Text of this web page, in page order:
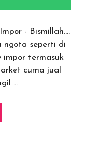
- Bismillah….
ngota seperti di
impor termasuk
cuma jual
…